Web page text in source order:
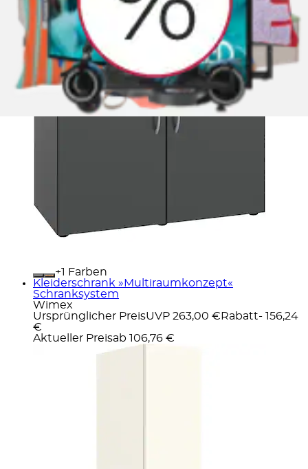
+
Farben
Kleiderschrank »Multiraumkonzept«
Schranksystem
Wimex
Ursprünglicher PreisUVP 263,00 € Rabatt- 156,24
€
Aktueller Preisab 106,76 €